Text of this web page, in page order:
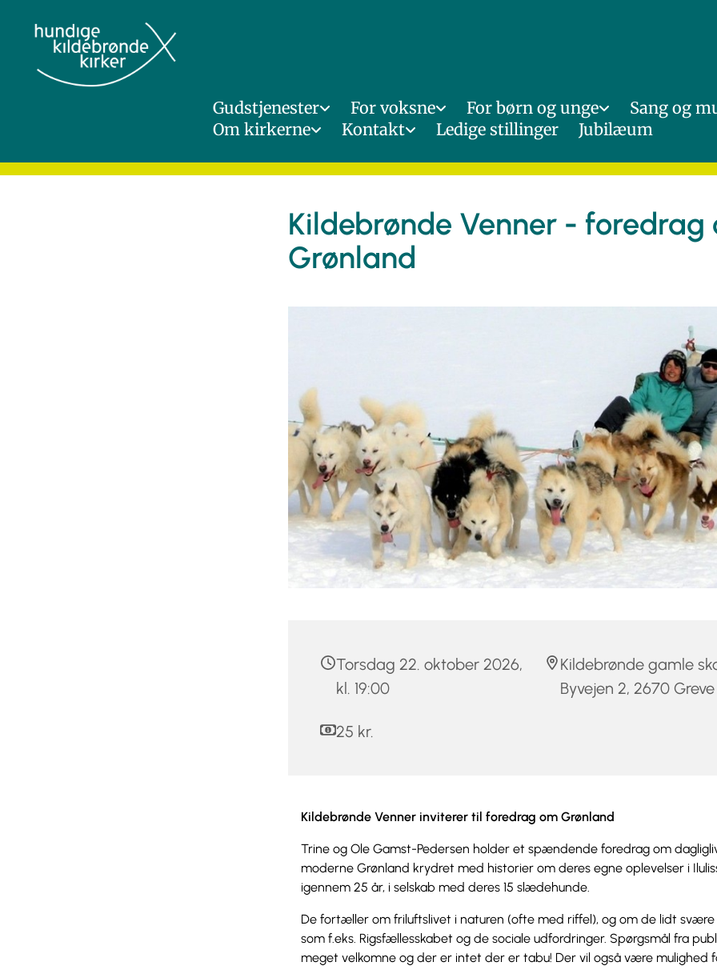
Gudstjenester For voksne For børn og unge
Sang og
Om kirkerne
Kontakt Ledige stillinger Jubilæum
Kildebrønde Venner - foredrag
Grønland
Torsdag 22. oktober 2026,
kl. 19:00
Kildebrønde gamle
Byvejen 2, 2670 Greve
25 kr.
Kildebrønde Venner inviterer til foredrag om Grønland
Trine og Ole Gamst-Pedersen holder et spændende foredrag om
moderne Grønland krydret med historier om deres egne oplevelser i
igennem 25 år, i selskab med deres 15 slædehunde.
De fortæller om friluftslivet i naturen (ofte med riffel), og om de lidt
som f.eks. Rigsfællesskabet og de sociale udfordringer. Spørgsmål fra
meget velkomne og der er intet der er tabu! Der vil også være mulighed